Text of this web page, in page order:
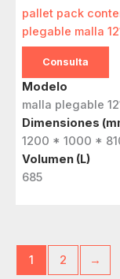
pallet pack
plegable malla
Consulta
Modelo
malla plegable
Dimensiones
1200 * 1000 *
Volumen (L)
685
1 2 →